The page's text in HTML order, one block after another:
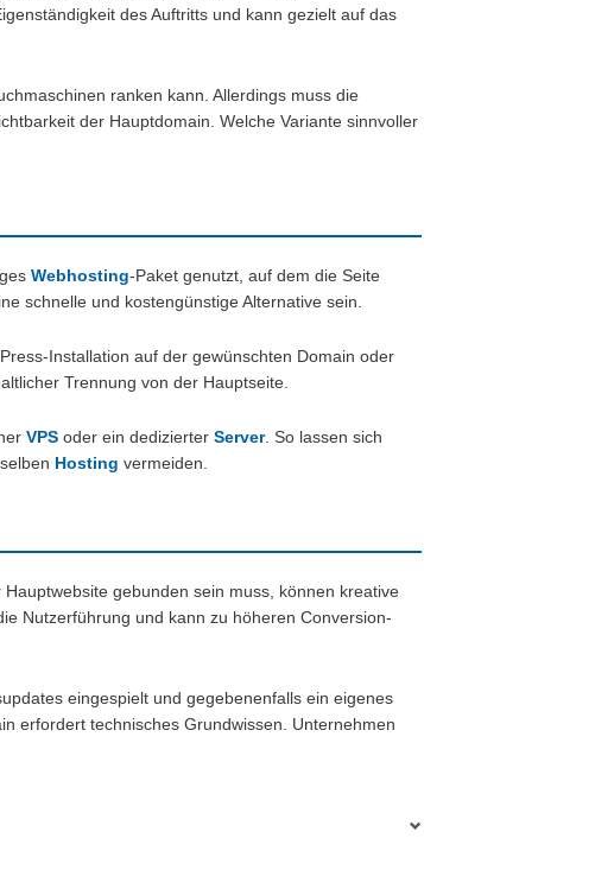
des Auftritts und kann gezielt auf das
ranken kann. Allerdings muss die
der Hauptdomain. Welche Variante sinnvoller
Webhosting-Paket genutzt, auf dem die Seite
schnelle und kostengünstige Alternative sein.
Installation auf der gewünschten Domain oder
Trennung von der Hauptseite.
VPS oder ein dedizierter Server. So lassen sich
Hosting vermeiden.
gebunden sein muss, können kreative
Nutzerführung und kann zu höheren Conversion-
eingespielt und gegebenenfalls ein eigenes
erfordert technisches Grundwissen. Unternehmen